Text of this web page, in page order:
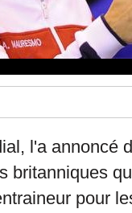
l'a annoncé
britanniques
pour